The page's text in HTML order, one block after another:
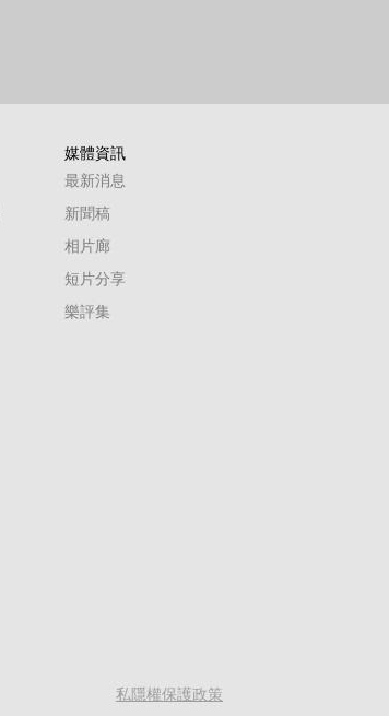
媒體資訊
最新消息
新聞稿
相片廊
短片分享
樂評集
私隱權保護政策